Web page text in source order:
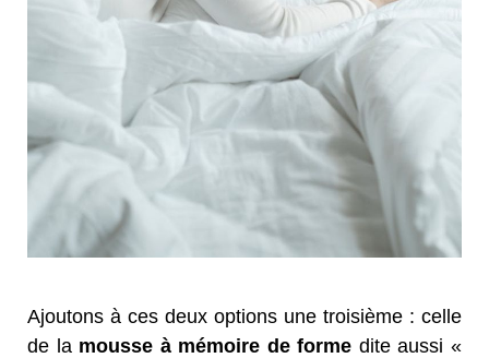
Ajoutons à ces deux options une troisième : celle
de la mousse à mémoire de forme dite aussi «